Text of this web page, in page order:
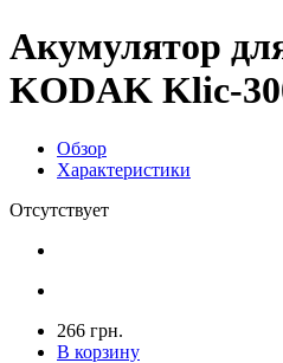
Акумулятор
KODAK Klic-
Обзор
Характеристики
Отсутствует
266 грн.
В корзину